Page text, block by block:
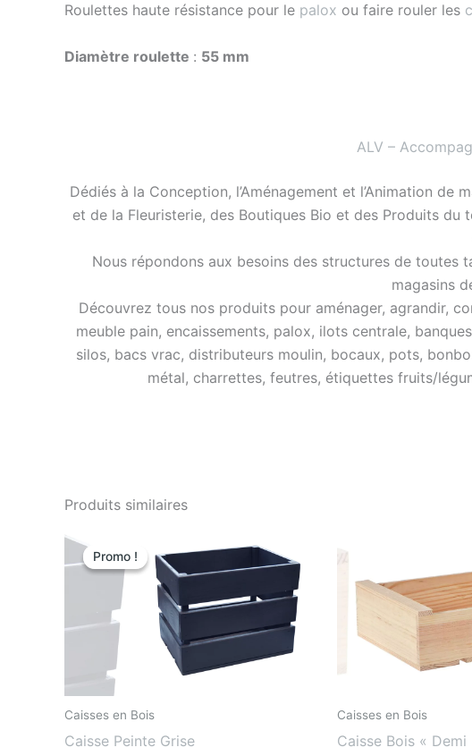
Roulettes haute résistance pour le palox ou faire rouler les
Diamètre roulette : 55 mm
ALV –
Dédiés à la Conception, l’Aménagement et l’Animation
et de la Fleuristerie, des Boutiques Bio et des Produits
Nous répondons aux besoins des structures de toutes
magasins
Découvrez tous nos produits pour aménager, agrandir,
meuble pain, encaissements, palox, ilots centrale,
silos, bacs vrac, distributeurs moulin, bocaux, pots,
métal, charrettes, feutres, étiquettes fruits/
Produits similaires
Promo !
Promo !
Caisses en Bois
Caisse Peinte Grise
initial
était
24,90€.
actuel
est
9,90€.
Caisses en Bois
Caisse Bois « Demi